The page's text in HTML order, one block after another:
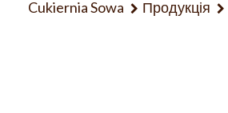
Cukiernia Sowa Продукція